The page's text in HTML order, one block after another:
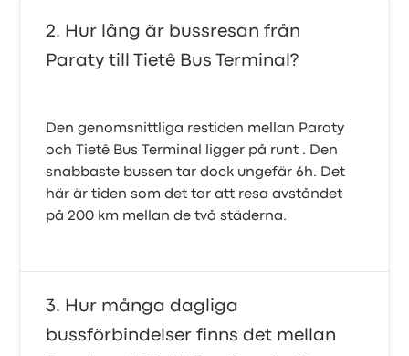
Hur lång är bussresan från
Paraty till Tietê Bus Terminal?
Den genomsnittliga restiden mellan Paraty
och Tietê Bus Terminal ligger på runt . Den
snabbaste bussen tar dock ungefär 6h. Det
här är tiden som det tar att resa avståndet
på 200 km mellan de två städerna.
Hur många dagliga
bussförbindelser finns det mellan